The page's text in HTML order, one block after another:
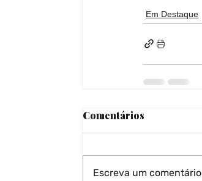
Em Destaque
Comentários
Escreva um comentário